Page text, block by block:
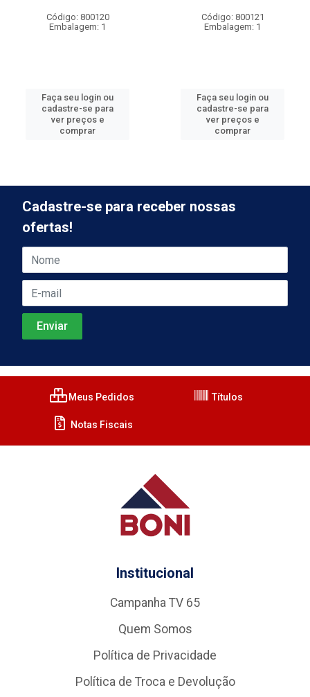
Código: 800120
Embalagem: 1
Faça seu login ou
cadastre-se para
ver preços e
comprar
Código: 800121
Embalagem: 1
Faça seu login ou
cadastre-se para
ver preços e
comprar
Cadastre-se para receber nossas
ofertas!
Meus Pedidos Títulos
Notas Fiscais
Institucional
Campanha TV 65
Quem Somos
Política de Privacidade
Política de Troca e Devolução